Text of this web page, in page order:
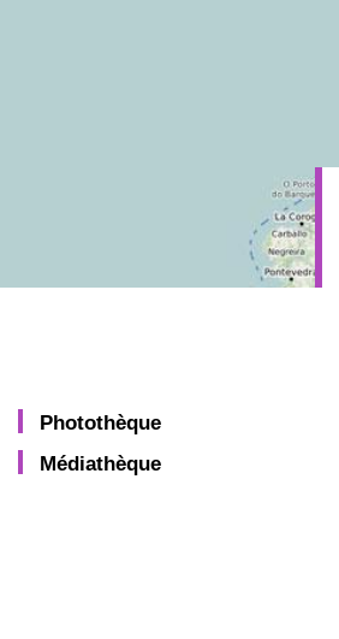
Photothèque
Médiathèque